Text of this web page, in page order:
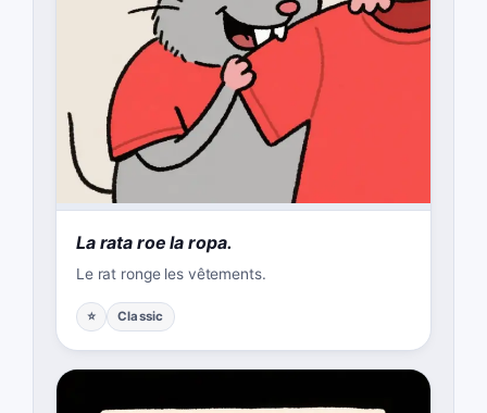
La rata roe la ropa.
Le rat ronge les vêtements.
⭐ Classic